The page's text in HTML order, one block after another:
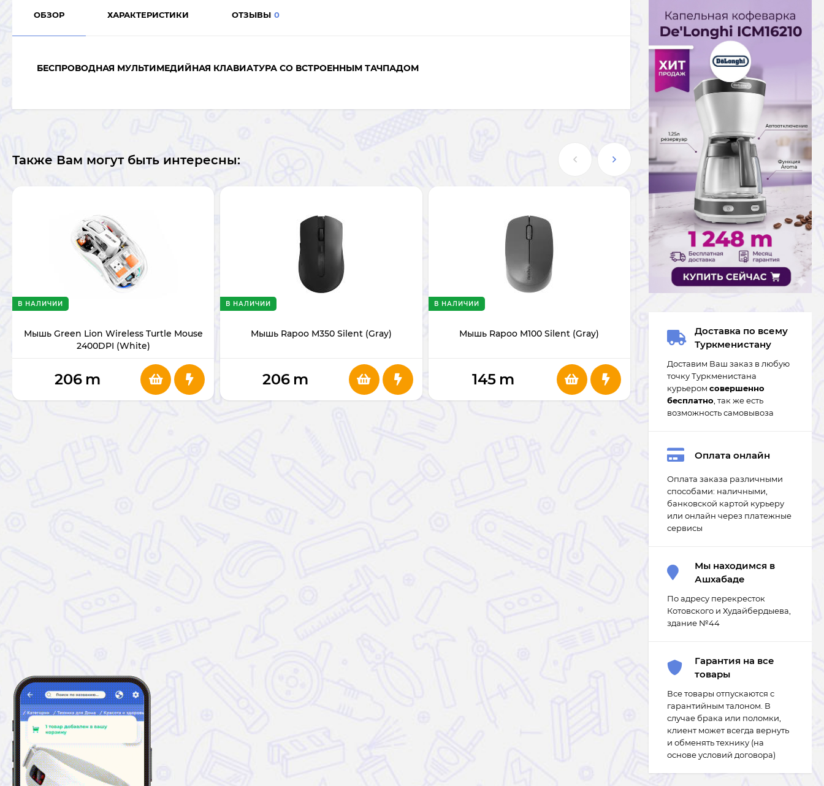
ОБЗОР ХАРАКТЕРИСТИКИ ОТЗЫВЫ 0
БЕСПРОВОДНАЯ МУЛЬТИМЕДИЙНАЯ КЛАВИАТУРА СО ВСТРОЕННЫМ ТАЧПАДОМ
Также Вам могут быть интересны:
Мышь Green Lion Wireless Turtle Mouse
2400DPI (White)
В НАЛИЧИИ
206 m
Мышь Rapoo M350 Silent (Gray)
В НАЛИЧИИ
206 m
Мышь Rapoo M100 Silent (Gray)
В НАЛИЧИИ
145 m
Мышь Rapoo 1620 (Black)
124m
Доставка по всему
Туркменистану
Доставим Ваш заказ в любую
точку Туркменистана
курьером совершенно
бесплатно , так же есть
возможность самовывоза
Оплата онлайн
Оплата заказа различными
способами: наличными,
банковской картой курьеру
или онлайн через платежные
сервисы
Мы находимся в
Ашхабаде
По адресу перекресток
Котовского и Худайбердыева,
здание №44
Гарантия на все
товары
Все товары отпускаются с
гарантийным талоном. В
случае брака или поломки,
клиент может всегда вернуть
и обменять технику (на
основе условий договора)